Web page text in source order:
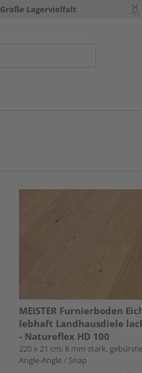
Große Lagervielfalt
MEISTER Furnierboden
lebhaft Landhausdiele
- Natureflex HD 100
220 x 21 cm, 8 mm stark,
Angle-Angle / Snap